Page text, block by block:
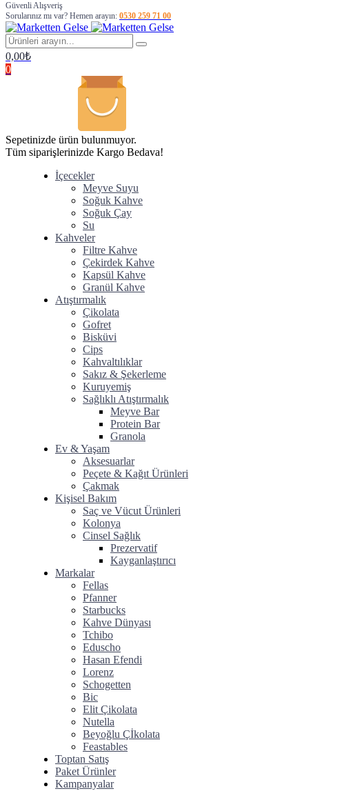
Güvenli Alışveriş
Sorularınız mı var? Hemen arayın: 0530 259 71 00
0,00₺
0
Sepetinizde ürün bulunmuyor.
Tüm siparişlerinizde Kargo Bedava!
İçecekler
Meyve Suyu
Soğuk Kahve
⁠Soğuk Çay
Su
Kahveler
Filtre Kahve
Çekirdek Kahve
Kapsül Kahve
Granül Kahve
Atıştırmalık
Çikolata
Gofret
Bisküvi
Cips
Kahvaltılıklar
Sakız & Şekerleme
Kuruyemiş
Sağlıklı Atıştırmalık
Meyve Bar
Protein Bar
Granola
Ev & Yaşam
Aksesuarlar
Peçete & Kağıt Ürünleri
Çakmak
Kişisel Bakım
Saç ve Vücut Ürünleri
Kolonya
Cinsel Sağlık
Prezervatif
Kayganlaştırıcı
Markalar
Fellas
Pfanner
Starbucks
Kahve Dünyası
Tchibo
Eduscho
Hasan Efendi
Lorenz
Schogetten
Bic
Elit Çikolata
Nutella
Beyoğlu Çİkolata
Feastables
Toptan Satış
Paket Ürünler
Kampanyalar